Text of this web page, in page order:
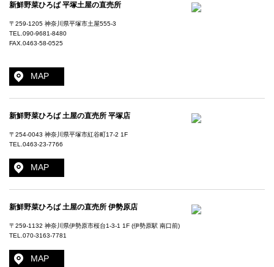
新鮮野菜ひろば 平塚土屋の直売所
〒259-1205 神奈川県平塚市土屋555-3
TEL. 090-9681-8480
FAX.0463-58-0525
MAP
新鮮野菜ひろば 土屋の直売所 平塚店
〒254-0043 神奈川県平塚市紅谷町17-2 1F
TEL. 0463-23-7766
MAP
新鮮野菜ひろば 土屋の直売所 伊勢原店
〒259-1132 神奈川県伊勢原市桜台1-3-1 1F (伊勢原駅 南口前)
TEL. 070-3163-7781
MAP